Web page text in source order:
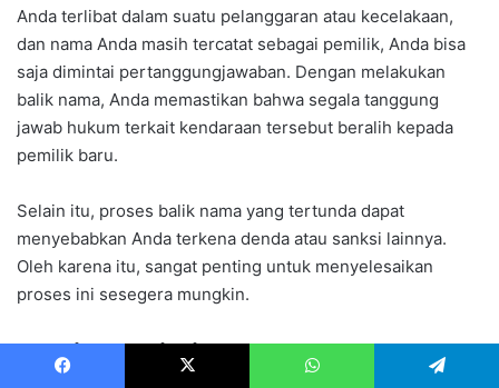
Anda terlibat dalam suatu pelanggaran atau kecelakaan,
dan nama Anda masih tercatat sebagai pemilik, Anda bisa
saja dimintai pertanggungjawaban. Dengan melakukan
balik nama, Anda memastikan bahwa segala tanggung
jawab hukum terkait kendaraan tersebut beralih kepada
pemilik baru.
Selain itu, proses balik nama yang tertunda dapat
menyebabkan Anda terkena denda atau sanksi lainnya.
Oleh karena itu, sangat penting untuk menyelesaikan
proses ini sesegera mungkin.
Menjaga Nilai Jual Kendaraan